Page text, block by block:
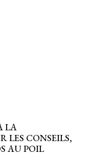
LA
LES CONSEILS,
AU POIL